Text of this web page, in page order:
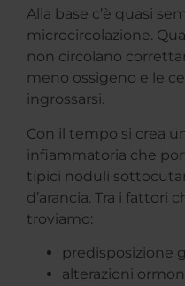
Alla base c’è quasi
microcircolazione.
non circolano
meno ossigeno e le
ingrossarsi.
Con il tempo si crea
infiammatoria che
tipici noduli
d’arancia. Tra i fattori
troviamo:
predisposizione
alterazioni